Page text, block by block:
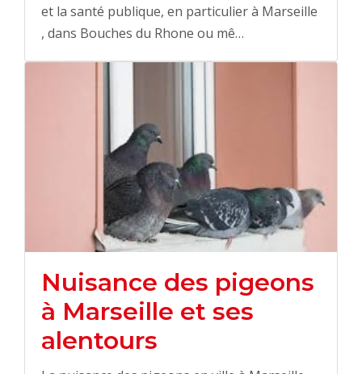
et la santé publique, en particulier à Marseille
, dans Bouches du Rhone ou mê…
Nuisance des pigeons
à Marseille et ses
alentours